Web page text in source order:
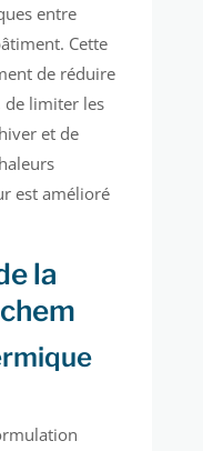
entre
Cette
de réduire
de limiter les
et de
est amélioré
la